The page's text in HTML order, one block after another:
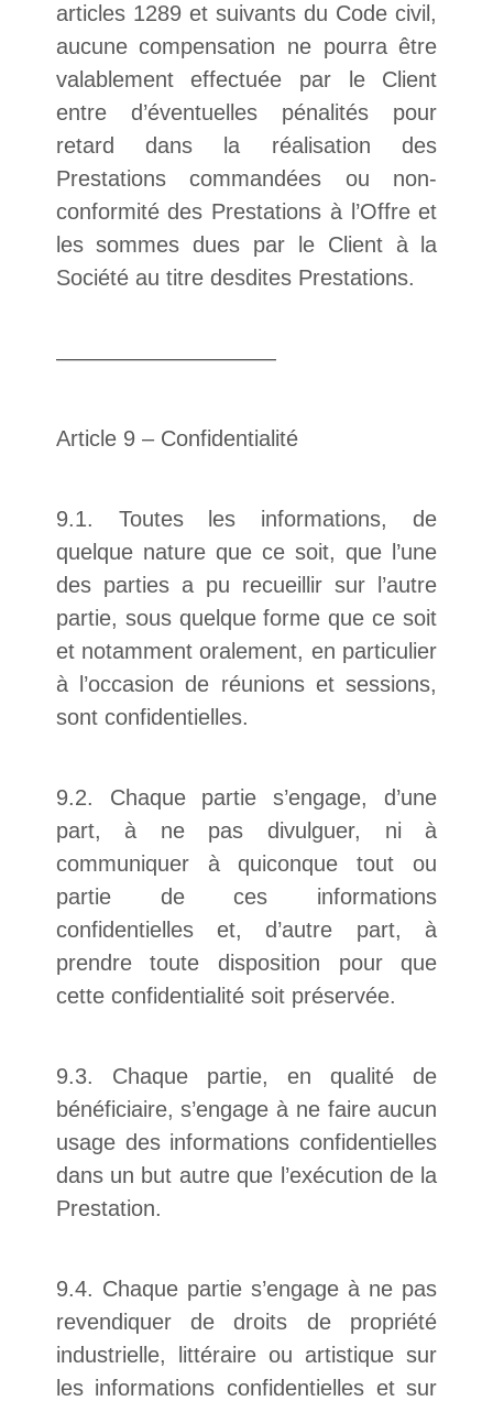
articles 1289 et suivants du Code civil,
aucune compensation ne pourra être
valablement effectuée par le Client
entre d’éventuelles pénalités pour
retard dans la réalisation des
Prestations commandées ou non-
conformité des Prestations à l’Offre et
les sommes dues par le Client à la
Société au titre desdites Prestations.
——————————
Article 9 – Confidentialité
9.1. Toutes les informations, de
quelque nature que ce soit, que l’une
des parties a pu recueillir sur l’autre
partie, sous quelque forme que ce soit
et notamment oralement, en particulier
à l’occasion de réunions et sessions,
sont confidentielles.
9.2. Chaque partie s’engage, d’une
part, à ne pas divulguer, ni à
communiquer à quiconque tout ou
partie de ces informations
confidentielles et, d’autre part, à
prendre toute disposition pour que
cette confidentialité soit préservée.
9.3. Chaque partie, en qualité de
bénéficiaire, s’engage à ne faire aucun
usage des informations confidentielles
dans un but autre que l’exécution de la
Prestation.
9.4. Chaque partie s’engage à ne pas
revendiquer de droits de propriété
industrielle, littéraire ou artistique sur
les informations confidentielles et sur